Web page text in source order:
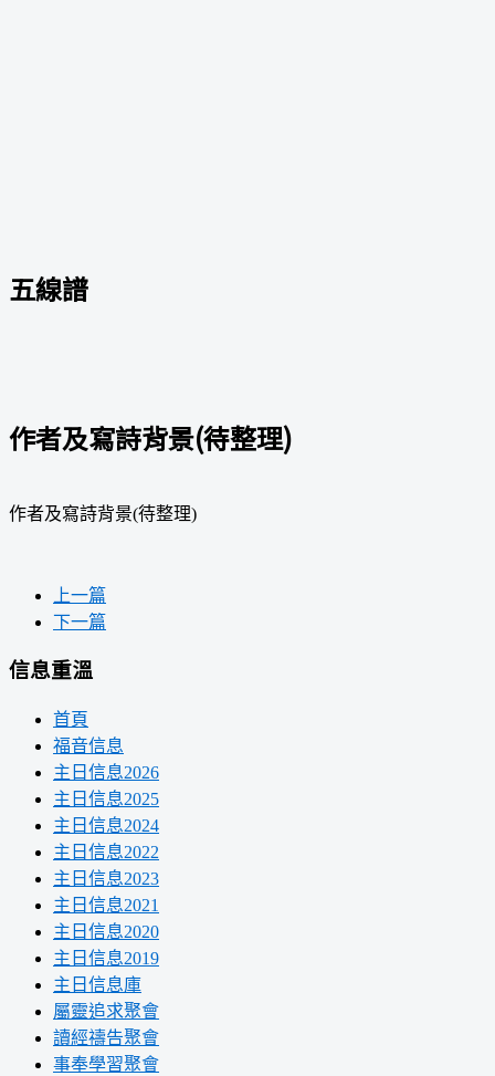
五線譜
作者及寫詩背景(待整理)
作者及寫詩背景(待整理)
上一篇
下一篇
信息重溫
首頁
福音信息
主日信息2026
主日信息2025
主日信息2024
主日信息2022
主日信息2023
主日信息2021
主日信息2020
主日信息2019
主日信息庫
屬靈追求聚會
讀經禱告聚會
事奉學習聚會